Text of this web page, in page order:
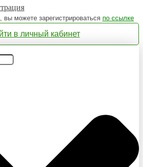
вы можете зарегистрироваться по ссылке
в личный кабинет